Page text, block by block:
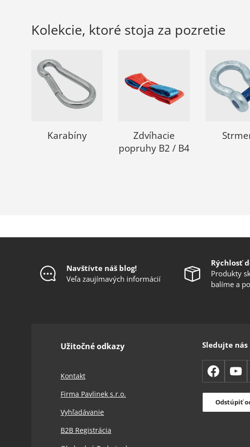
Kolekcie, ktoré stoja za pozretie
Karabíny
Zdvíhacie
popruhy B2 / B4
Navštívte náš blog!
Veľa zaujímavých informácií
Rýchlosť
Produkty
balíme a
Užitočné odkazy
Kontakt
Firma Pavlinek s.r.o.
Vyhľadávanie
B2B Registrácia
Sledujte nás
Facebook
Odstúpiť